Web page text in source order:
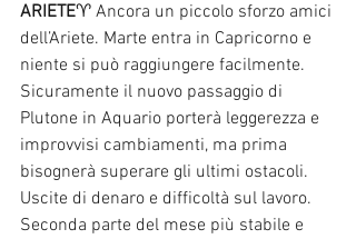
ARIETE♈ Ancora un piccolo sforzo amici
dell’Ariete. Marte entra in Capricorno e
niente si può raggiungere facilmente.
Sicuramente il nuovo passaggio di
Plutone in Aquario porterà leggerezza e
improvvisi cambiamenti, ma prima
bisognerà superare gli ultimi ostacoli.
Uscite di denaro e difficoltà sul lavoro.
Seconda parte del mese più stabile e